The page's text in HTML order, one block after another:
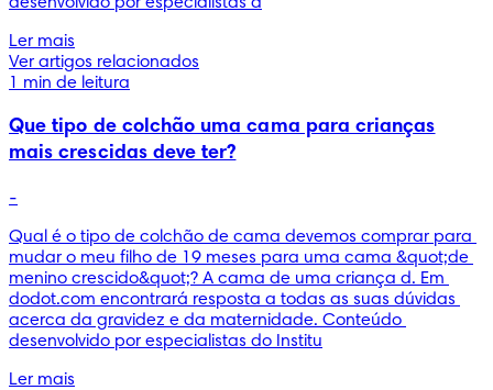
Ler mais
Ver artigos relacionados
1 min de leitura
Que tipo de colchão uma cama para crianças
mais crescidas deve ter?
-
Qual é o tipo de colchão de cama devemos comprar para
mudar o meu filho de 19 meses para uma cama &quot;de
menino crescido&quot;? A cama de uma criança d. Em
dodot.com encontrará resposta a todas as suas dúvidas
acerca da gravidez e da maternidade. Conteúdo
desenvolvido por especialistas do Institu
Ler mais